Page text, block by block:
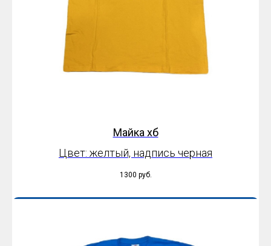
Майка хб
Цвет: желтый, надпись черная
1300 руб.